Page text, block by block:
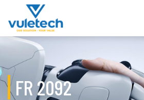
FR 2092